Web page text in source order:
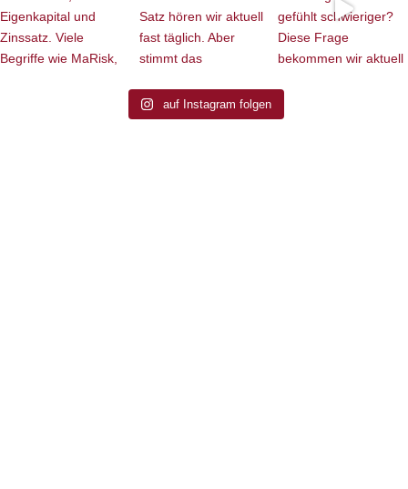
auf Instagram folgen